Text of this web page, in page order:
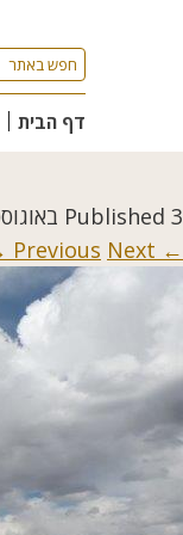
דף הבית
Published 3 באוגוסט 2016
← Previous
Next →